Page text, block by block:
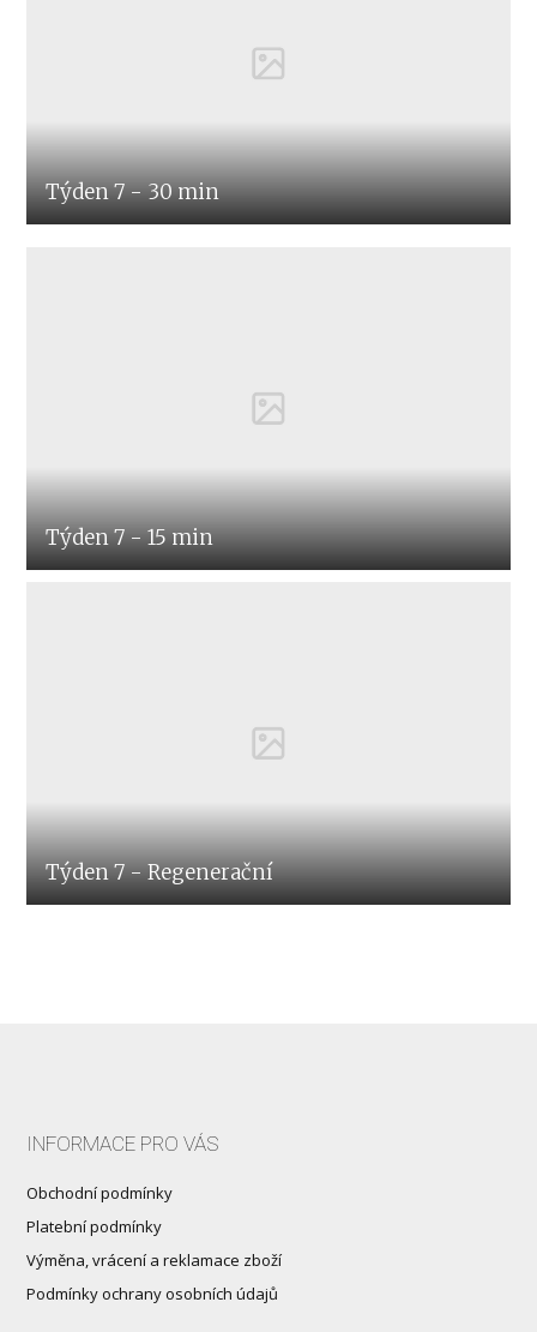
Týden 7 - 30 min
Týden 7 - 15 min
Týden 7 - Regenerační
INFORMACE PRO VÁS
Obchodní podmínky
Platební podmínky
Výměna, vrácení a reklamace zboží
Podmínky ochrany osobních údajů